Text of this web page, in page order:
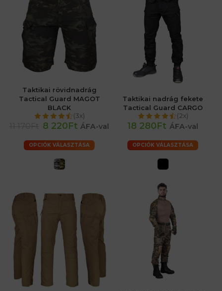
Taktikai rövidnadrág
Tactical Guard MAGOT
BLACK
(3x)
8 220Ft ÁFA-val
OPCIÓK VÁLASZTÁSA
Taktikai nadrág fekete
Tactical Guard CARGO
(2x)
18 280Ft ÁFA-val
OPCIÓK VÁLASZTÁSA